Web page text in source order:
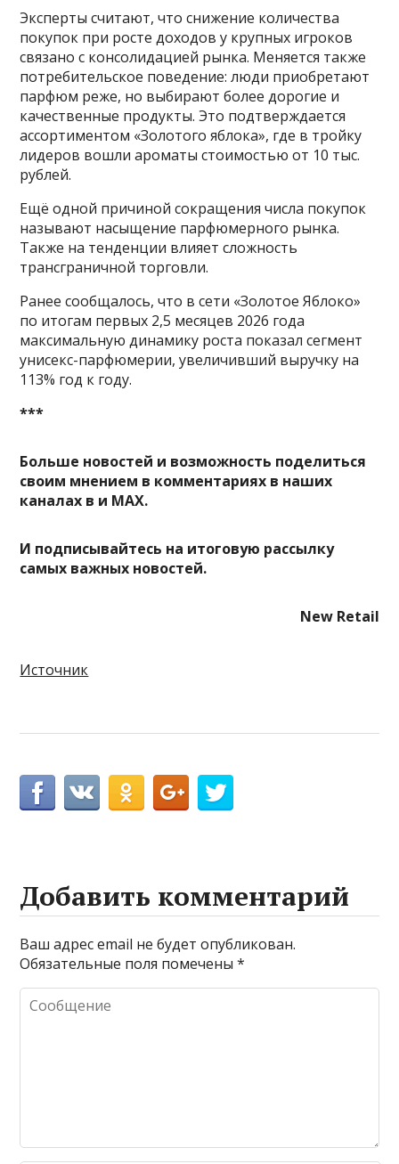
Эксперты считают, что снижение количества
покупок при росте доходов у крупных игроков
связано с консолидацией рынка. Меняется также
потребительское поведение: люди приобретают
парфюм реже, но выбирают более дорогие и
качественные продукты. Это подтверждается
ассортиментом «Золотого яблока», где в тройку
лидеров вошли ароматы стоимостью от 10 тыс.
рублей.
Ещё одной причиной сокращения числа покупок
называют насыщение парфюмерного рынка.
Также на тенденции влияет сложность
трансграничной торговли.
Ранее сообщалось, что в сети «Золотое Яблоко»
по итогам первых 2,5 месяцев 2026 года
максимальную динамику роста показал сегмент
унисекс-парфюмерии, увеличивший выручку на
113% год к году.
***
Больше новостей и возможность поделиться
своим мнением в комментариях в наших
каналах в и MAX.
И подписывайтесь на итоговую рассылку
самых важных новостей.
New Retail
Источник
Добавить комментарий
Ваш адрес email не будет опубликован.
Обязательные поля помечены*